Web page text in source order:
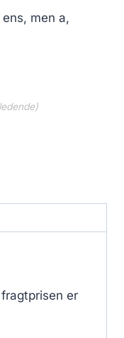
men a,
er